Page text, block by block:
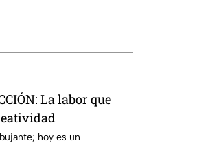
La labor que
hoy es un